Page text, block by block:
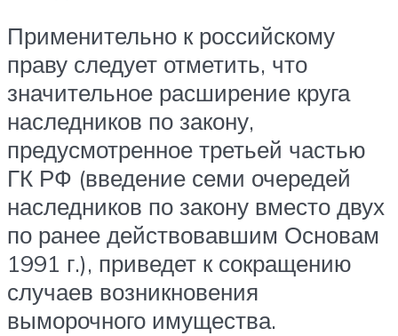
Применительно к российскому
праву следует отметить, что
значительное расширение круга
наследников по закону,
предусмотренное третьей частью
ГК РФ (введение семи очередей
наследников по закону вместо двух
по ранее действовавшим Основам
1991 г.), приведет к сокращению
случаев возникновения
выморочного имущества.